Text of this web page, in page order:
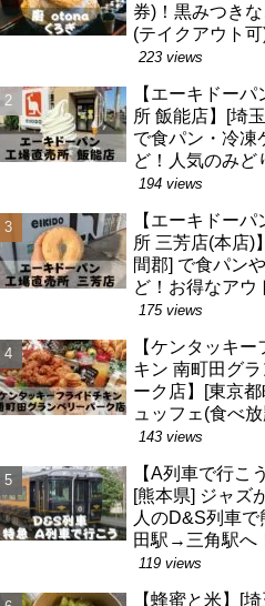
券)！黒みつき
(テイクアウト
餅などのメニュ
223 views
【エーキドー
所 飯能店】[埼
で食パン・冷凍
ど！人気のみど
トクリームも！
194 views
【エーキドー
所 三芳店(本店)
間郡] で食パン
ど！お得なアウ
も！駐車場・営
175 views
【ケンタッキ
キン 南町田グ
ーク店】[東京
ュッフェ(食べ
券・混雑状況・
143 views
【A列車で行こ
[熊本県] ジャズ
人のD&S列車
田駅→三角駅へ
約・名前の由来
119 views
【蜂蜜と米】[